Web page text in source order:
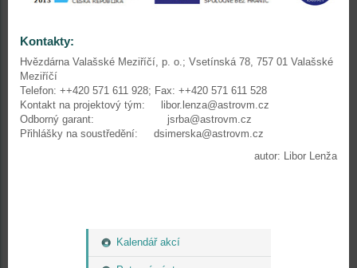
Kalendář akcí
Kontakty:
Hvězdárna Valašské Meziříčí, p. o.; Vsetínská 78, 757 01 Valašské
Meziříčí
Telefon: ++420 571 611 928; Fax: ++420 571 611 528
Kontakt na projektový tým: libor.lenza@astrovm.cz
Odborný garant: jsrba@astrovm.cz
Přihlášky na soustředění: dsimerska@astrovm.cz
autor: Libor Lenža